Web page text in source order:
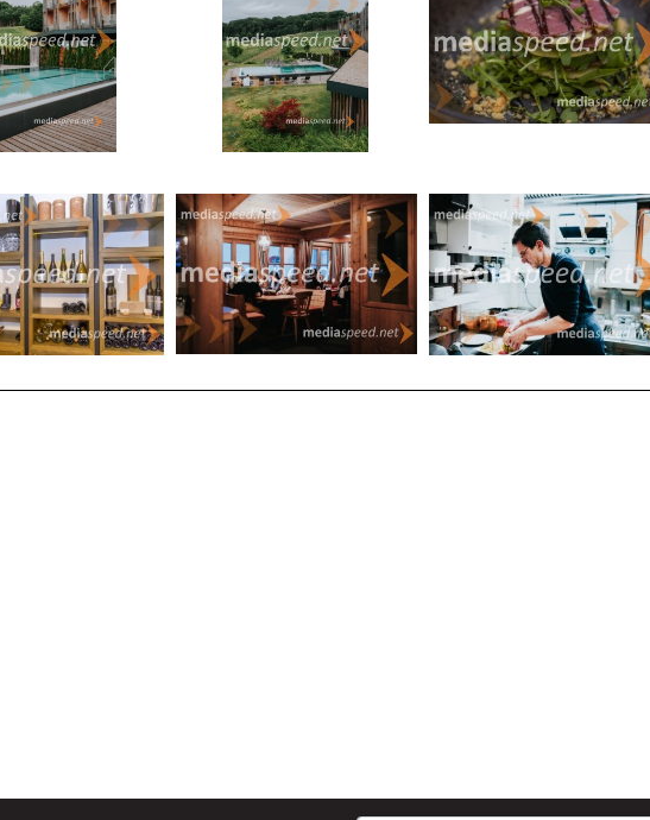
Hosted by Family
je stičišče ponudnikov, ki verjamejo v kakovost pred kvantiteto, v osebni
pristop pred anonimnostjo in v trajnost pred množičnim turizmom.
Na platformi lahko odkrijete:
tradicionalne gostilne in kulinarična doživetja,
turistične kmetije in glamping ponudnike,
manj znane, a izjemno privlačne destinacije v Sloveniji in Avstriji.
Kjer gostoljubje ni storitev, ampak način življenja
Če iščete
ki temelji na pristnosti,